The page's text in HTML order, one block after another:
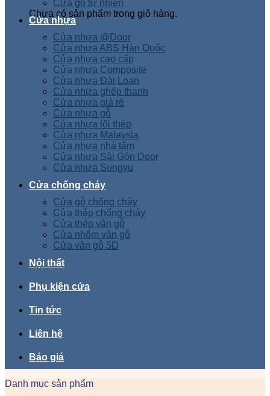
Chưa có sản phẩm trong giỏ hàng.
Cửa gỗ tự nhiên
Cửa nhựa
Cửa nhựa @Door
Cửa nhựa ABS Hàn Quốc
Cửa nhựa cao cấp
Cửa nhựa Composite
Cửa nhựa Đài Loan
Cửa nhựa ghép thanh
Cửa nhựa giá rẻ
Cửa nhựa gỗ
Cửa nhựa lõi thép
Cửa nhựa Malaysia
Cửa nhựa nhà tắm
Cửa nhựa Sài Gòn Door
Cửa nhựa Sungyu
Cửa chống cháy
Cửa gỗ chống cháy
Cửa thép chống cháy
Cửa thép vân gỗ
Cửa nhôm vân gỗ
Cửa vân gỗ 5D
Nội thất
Phụ kiện cửa
Tin tức
Liên hệ
Báo giá
Danh mục sản phẩm